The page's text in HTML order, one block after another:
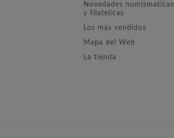
Novedades numismaticas
y filatelicas
Los más vendidos
Mapa del Web
La tienda